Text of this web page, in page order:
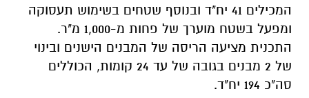
המכילים 41 יח"ד ובנוסף שטחים בשימוש תעסוקה
ומפעל בשטח מוערך של פחות מ-1,000 מ"ר.
התכנית מציעה הריסה של המבנים הישנים ובינוי
של 2 מבנים בגובה של עד 24 קומות, הכוללים
סה"כ 194 יח"ד.